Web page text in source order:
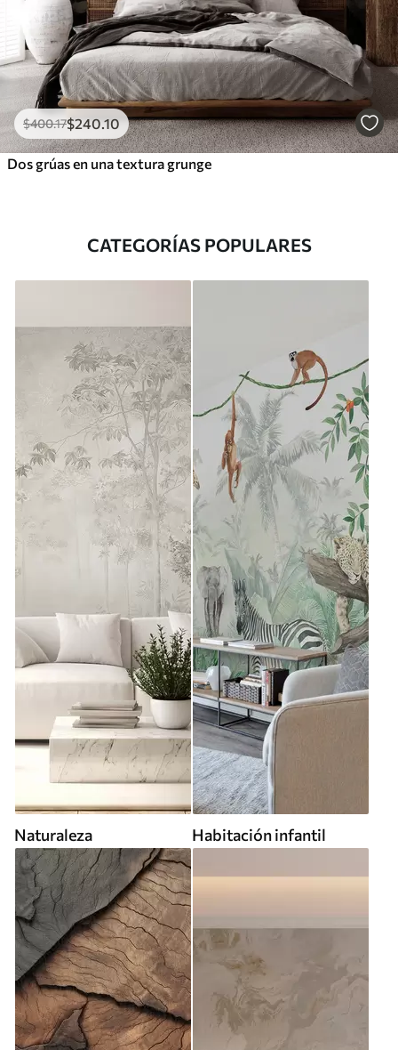
$400.17$240.10
Dos grúas en una textura grunge
CATEGORÍAS POPULARES
Naturaleza Habitación infantil